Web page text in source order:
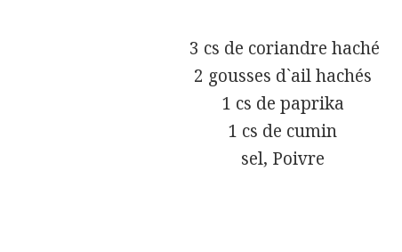
3 cs de coriandre haché
2 gousses d`ail hachés
1 cs de paprika
1 cs de cumin
sel, Poivre